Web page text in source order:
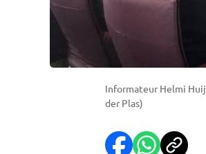
Informateur Helmi
der Plas)